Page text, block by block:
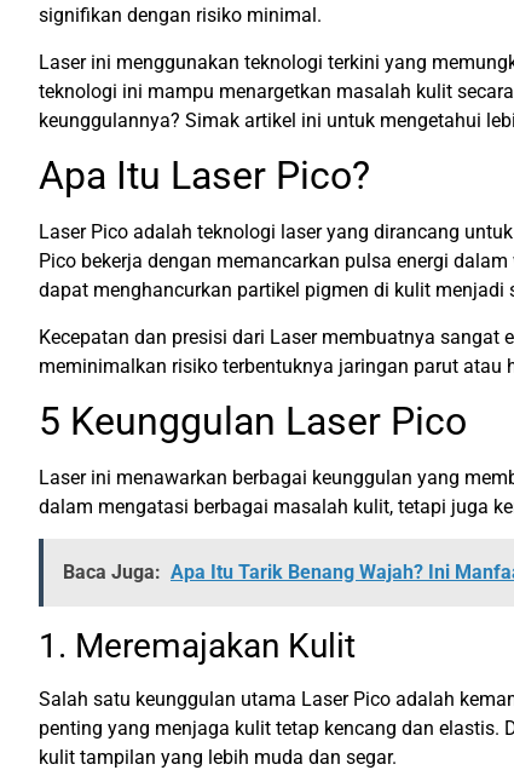
signifikan dengan risiko minimal.
Laser ini menggunakan teknologi terkini yang
teknologi ini mampu menargetkan masalah kulit
keunggulannya? Simak artikel ini untuk mengetahui
Apa Itu Laser Pico?
Laser Pico adalah teknologi laser yang dirancang
Pico bekerja dengan memancarkan pulsa energi
dapat menghancurkan partikel pigmen di kulit
Kecepatan dan presisi dari Laser membuatnya
meminimalkan risiko terbentuknya jaringan parut
5 Keunggulan Laser Pico
Laser ini menawarkan berbagai keunggulan yang
dalam mengatasi berbagai masalah kulit, tetapi juga
Baca Juga: Apa Itu Tarik Benang Wajah? Ini
1. Meremajakan Kulit
Salah satu keunggulan utama Laser Pico adalah
penting yang menjaga kulit tetap kencang dan elastis.
kulit tampilan yang lebih muda dan segar.